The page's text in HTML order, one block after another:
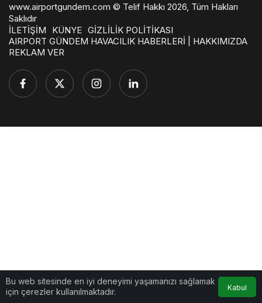
Bu web sitesinde en iyi deneyimi yaşamanızı sağlamak
için çerezler kullanılmaktadır.
Kabul
www.airportgundem.com © Telif Hakkı 2026, Tüm Hakları
Saklıdır
İLETİŞİM
KÜNYE GİZLİLİK POLİTİKASI
AIRPORT GÜNDEM HAVACILIK HABERLERİ | HAKKIMIZDA
REKLAM VER